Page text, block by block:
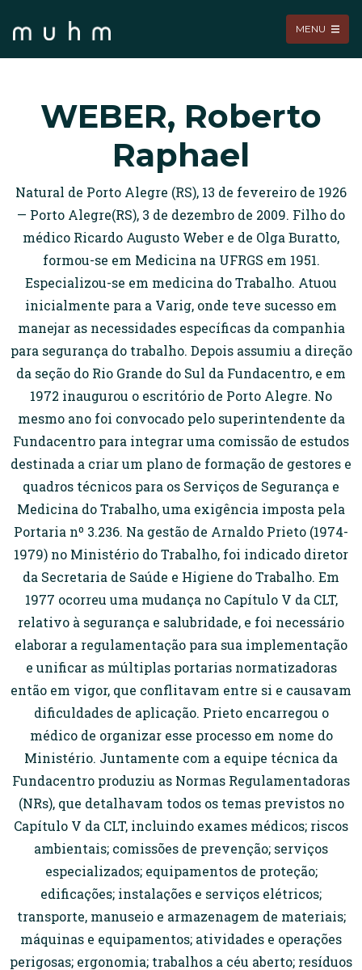
MENU
WEBER, Roberto
Raphael
Natural de Porto Alegre (RS), 13 de fevereiro de 1926
— Porto Alegre(RS), 3 de dezembro de 2009. Filho do
médico Ricardo Augusto Weber e de Olga Buratto,
formou-se em Medicina na UFRGS em 1951.
Especializou-se em medicina do Trabalho. Atuou
inicialmente para a Varig, onde teve sucesso em
manejar as necessidades específicas da companhia
para segurança do trabalho. Depois assumiu a direção
da seção do Rio Grande do Sul da Fundacentro, e em
1972 inaugurou o escritório de Porto Alegre. No
mesmo ano foi convocado pelo superintendente da
Fundacentro para integrar uma comissão de estudos
destinada a criar um plano de formação de gestores e
quadros técnicos para os Serviços de Segurança e
Medicina do Trabalho, uma exigência imposta pela
Portaria nº 3.236. Na gestão de Arnaldo Prieto (1974-
1979) no Ministério do Trabalho, foi indicado diretor
da Secretaria de Saúde e Higiene do Trabalho. Em
1977 ocorreu uma mudança no Capítulo V da CLT,
relativo à segurança e salubridade, e foi necessário
elaborar a regulamentação para sua implementação
e unificar as múltiplas portarias normatizadoras
então em vigor, que conflitavam entre si e causavam
dificuldades de aplicação. Prieto encarregou o
médico de organizar esse processo em nome do
Ministério. Juntamente com a equipe técnica da
Fundacentro produziu as Normas Regulamentadoras
(NRs), que detalhavam todos os temas previstos no
Capítulo V da CLT, incluindo exames médicos; riscos
ambientais; comissões de prevenção; serviços
especializados; equipamentos de proteção;
edificações; instalações e serviços elétricos;
transporte, manuseio e armazenagem de materiais;
máquinas e equipamentos; atividades e operações
perigosas; ergonomia; trabalhos a céu aberto; resíduos